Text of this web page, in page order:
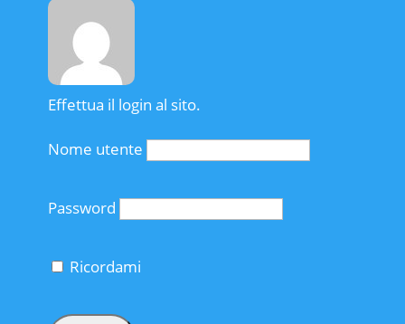
Effettua il login al sito.
Nome utente
Password
Ricordami